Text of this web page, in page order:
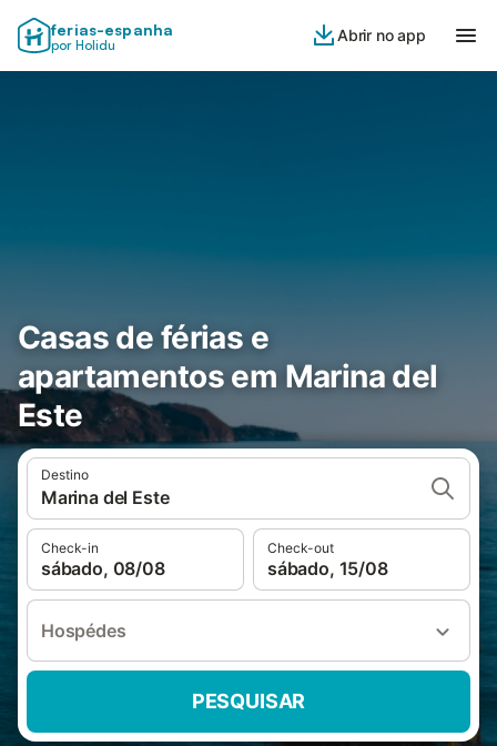
ferias-espanha
por Holidu
Abrir no app
Casas de férias e
apartamentos em Marina del
Este
Destino
Marina del Este
Check-in
sábado, 08/08
Check-out
sábado, 15/08
Hospédes
PESQUISAR